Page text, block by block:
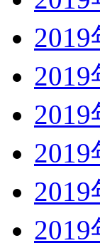
2019
2019
2019
2019
2019
2019